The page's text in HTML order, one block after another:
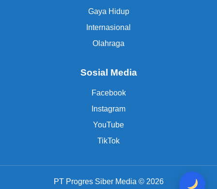
Gaya Hidup
Internasional
Olahraga
Sosial Media
Facebook
Instagram
YouTube
TikTok
PT Progres Siber Media © 2026